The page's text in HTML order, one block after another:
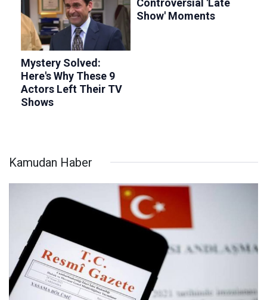
Kamudan Haber